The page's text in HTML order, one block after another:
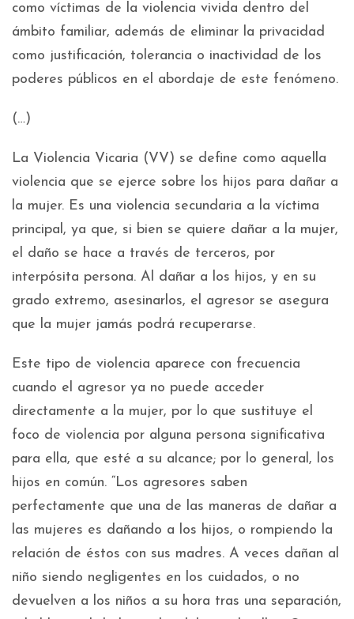
como víctimas de la violencia vivida dentro del
ámbito familiar, además de eliminar la privacidad
como justificación, tolerancia o inactividad de los
poderes públicos en el abordaje de este fenómeno.
(…)
La Violencia Vicaria (VV) se define como aquella
violencia que se ejerce sobre los hijos para dañar a
la mujer. Es una violencia secundaria a la víctima
principal, ya que, si bien se quiere dañar a la mujer,
el daño se hace a través de terceros, por
interpósita persona. Al dañar a los hijos, y en su
grado extremo, asesinarlos, el agresor se asegura
que la mujer jamás podrá recuperarse.
Este tipo de violencia aparece con frecuencia
cuando el agresor ya no puede acceder
directamente a la mujer, por lo que sustituye el
foco de violencia por alguna persona significativa
para ella, que esté a su alcance; por lo general, los
hijos en común. “Los agresores saben
perfectamente que una de las maneras de dañar a
las mujeres es dañando a los hijos, o rompiendo la
relación de éstos con sus madres. A veces dañan al
niño siendo negligentes en los cuidados, o no
devuelven a los niños a su hora tras una separación,